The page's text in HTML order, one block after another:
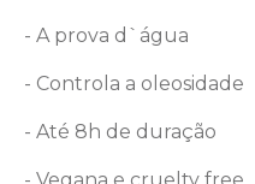
- A prova d`água
- Controla a oleosidade
- Até 8h de duração